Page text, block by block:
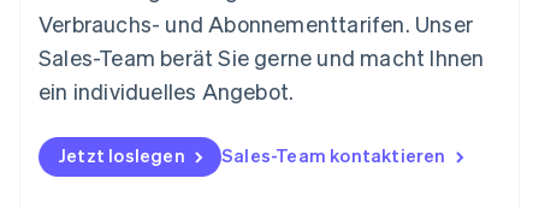
Verbrauchs- und Abonnementtarifen. Unser
Sales-Team berät Sie gerne und macht Ihnen
ein individuelles Angebot.
Jetzt loslegen Sales-Team kontaktieren